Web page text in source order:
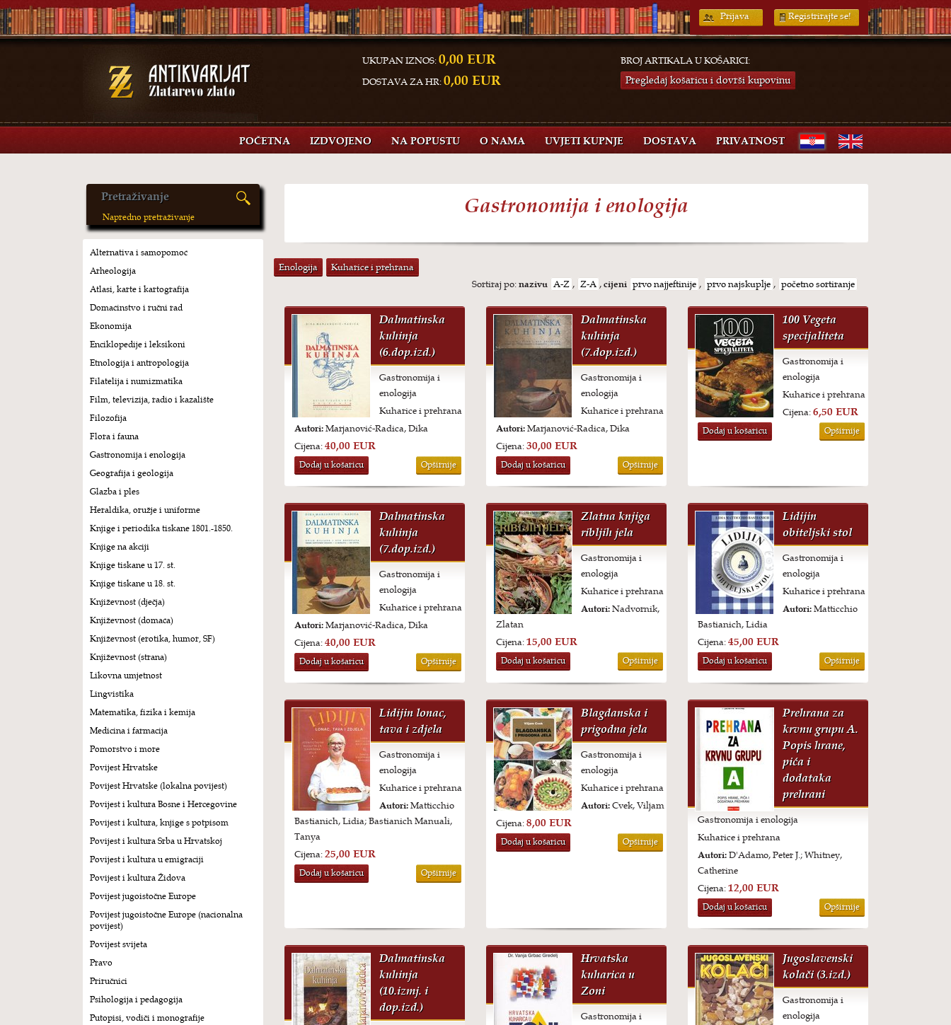
Prijava Registrirajte se!
UKUPAN IZNOS:0,00 EUR
DOSTAVA ZA HR:0,00 EUR
BROJ ARTIKALA U KOŠARICI:
Pregledaj košaricu i dovrši kupovinu
POČETNA IZDVOJENO NA POPUSTU O NAMA UVJETI KUPNJE DOSTAVA PRIVATNOST
Gastronomija i enologija
Enologija
Kuharice i prehrana
Sortiraj po:nazivu A-Z , Z-A ,cijeni prvo najjeftinije , prvo najskuplje , početno sortiranje
Dalmatinska
kuhinja
(6.dop.izd.)
Gastronomija i
enologija
Kuharice i prehrana
Autori:Marjanović-Radica, Dika
Cijena:40,00 EUR
Dodaj u košaricu Opširnije
Dalmatinska
kuhinja
(7.dop.izd.)
Gastronomija i
enologija
Kuharice i prehrana
Autori:Marjanović-Radica, Dika
Cijena:30,00 EUR
Dodaj u košaricu Opširnije
100 Vegeta
specijaliteta
Gastronomija i
enologija
Kuharice i prehrana
Cijena:6,50 EUR
Dodaj u košaricu Opširnije
Dalmatinska
kuhinja
(7.dop.izd.)
Gastronomija i
enologija
Kuharice i prehrana
Autori:Marjanović-Radica, Dika
Cijena:40,00 EUR
Dodaj u košaricu Opširnije
Zlatna knjiga
ribljih jela
Gastronomija i
enologija
Kuharice i prehrana
Autori:Nadvornik,
Zlatan
Cijena:15,00 EUR
Dodaj u košaricu Opširnije
Lidijin
obiteljski stol
Gastronomija i
enologija
Kuharice i prehrana
Autori:Matticchio
Bastianich, Lidia
Cijena:45,00 EUR
Dodaj u košaricu Opširnije
Lidijin lonac,
tava i zdjela
Gastronomija i
enologija
Kuharice i prehrana
Autori:Matticchio
Bastianich, Lidia; Bastianich Manuali,
Tanya
Cijena:25,00 EUR
Dodaj u košaricu Opširnije
Blagdanska i
prigodna jela
Gastronomija i
enologija
Kuharice i prehrana
Autori:Cvek, Viljam
Cijena:8,00 EUR
Dodaj u košaricu Opširnije
Prehrana za
krvnu grupu A.
Popis hrane,
pića i
dodataka
prehrani
Gastronomija i enologija
Kuharice i prehrana
Autori:D'Adamo, Peter J.; Whitney,
Catherine
Cijena:12,00 EUR
Dodaj u košaricu Opširnije
Dalmatinska
kuhinja
(10.izmj. i
dop.izd.)
Hrvatska
kuharica u
Zoni
Gastronomija i
Jugoslavenski
kolači (3.izd.)
Gastronomija i
enologija
Napredno pretraživanje
Alternativa i samopomoć
Arheologija
Atlasi, karte i kartografija
Domaćinstvo i ručni rad
Ekonomija
Enciklopedije i leksikoni
Etnologija i antropologija
Filatelija i numizmatika
Film, televizija, radio i kazalište
Filozofija
Flora i fauna
Gastronomija i enologija
Geografija i geologija
Glazba i ples
Heraldika, oružje i uniforme
Knjige i periodika tiskane 1801.-1850.
Knjige na akciji
Knjige tiskane u 17. st.
Knjige tiskane u 18. st.
Književnost (dječja)
Književnost (domaća)
Književnost (erotika, humor, SF)
Književnost (strana)
Likovna umjetnost
Lingvistika
Matematika, fizika i kemija
Medicina i farmacija
Pomorstvo i more
Povijest Hrvatske
Povijest Hrvatske (lokalna povijest)
Povijest i kultura Bosne i Hercegovine
Povijest i kultura, knjige s potpisom
Povijest i kultura Srba u Hrvatskoj
Povijest i kultura u emigraciji
Povijest i kultura Židova
Povijest jugoistočne Europe
Povijest jugoistočne Europe (nacionalna
povijest)
Povijest svijeta
Pravo
Priručnici
Psihologija i pedagogija
Putopisi, vodiči i monografije